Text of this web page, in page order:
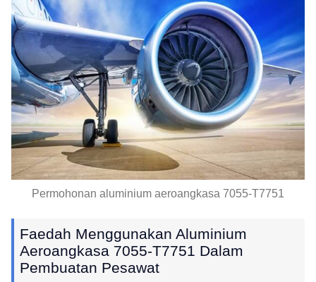
Permohonan aluminium aeroangkasa 7055-T7751
Faedah Menggunakan Aluminium
Aeroangkasa 7055-T7751 Dalam
Pembuatan Pesawat